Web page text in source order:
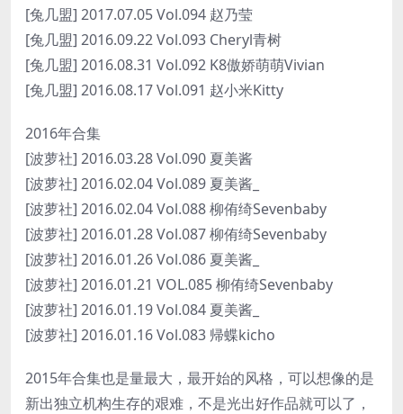
[兔几盟] 2017.07.05 Vol.094 赵乃莹
[兔几盟] 2016.09.22 Vol.093 Cheryl青树
[兔几盟] 2016.08.31 Vol.092 K8傲娇萌萌Vivian
[兔几盟] 2016.08.17 Vol.091 赵小米Kitty
2016年合集
[波萝社] 2016.03.28 Vol.090 夏美酱
[波萝社] 2016.02.04 Vol.089 夏美酱_
[波萝社] 2016.02.04 Vol.088 柳侑绮Sevenbaby
[波萝社] 2016.01.28 Vol.087 柳侑绮Sevenbaby
[波萝社] 2016.01.26 Vol.086 夏美酱_
[波萝社] 2016.01.21 VOL.085 柳侑绮Sevenbaby
[波萝社] 2016.01.19 Vol.084 夏美酱_
[波萝社] 2016.01.16 Vol.083 帰蝶kicho
2015年合集也是量最大，最开始的风格，可以想像的是
新出独立机构生存的艰难，不是光出好作品就可以了，